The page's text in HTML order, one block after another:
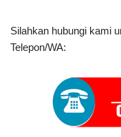
Silahkan hubungi kami
Telepon/WA: